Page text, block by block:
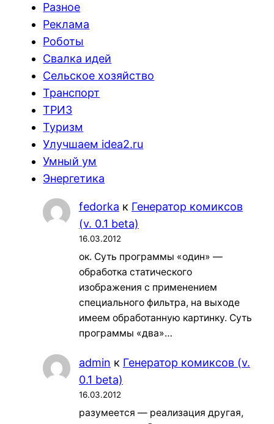
Разное
Реклама
Роботы
Свалка идей
Сельское хозяйство
Транспорт
ТРИЗ
Туризм
Улучшаем idea2.ru
Умный ум
Энергетика
fedorka к Генератор комиксов
(v. 0.1 beta)
16.03.2012
ок. Суть программы «один» —
обработка статического
изображения с применением
специального фильтра, на выходе
имеем обработанную картинку. Суть
программы «два»…
admin к Генератор комиксов (v.
0.1 beta)
16.03.2012
разумеется — реализация другая,